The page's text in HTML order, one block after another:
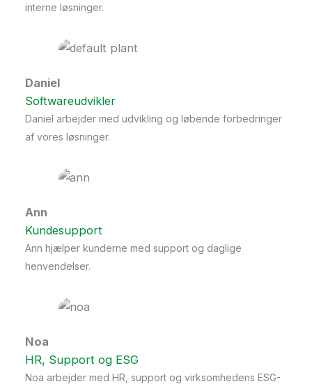
interne løsninger.
Daniel
Softwareudvikler
Daniel arbejder med udvikling og løbende forbedringer
af vores løsninger.
Ann
Kundesupport
Ann hjælper kunderne med support og daglige
henvendelser.
Noa
HR, Support og ESG
Noa arbejder med HR, support og virksomhedens ESG-